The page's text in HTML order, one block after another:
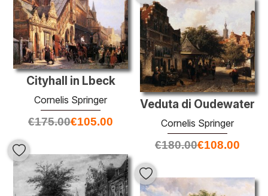
Cityhall in Lbeck
Cornelis Springer
€175.00€105.00
Veduta di Oudewater
Cornelis Springer
€180.00€108.00